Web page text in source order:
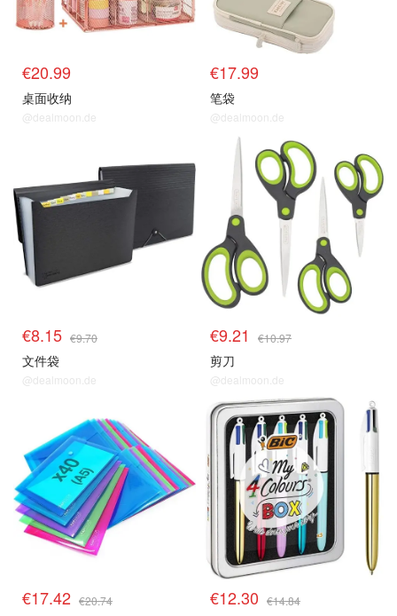
€20.99
桌面收纳
@dealmoon.de
€17.99
笔袋
@dealmoon.de
€8.15 €9.70
文件袋
@dealmoon.de
€9.21 €10.97
剪刀
@dealmoon.de
€17.42 €20.74 €12.30 €14.84